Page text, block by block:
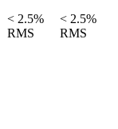
< 2.5%
RMS
< 2.5%
RMS